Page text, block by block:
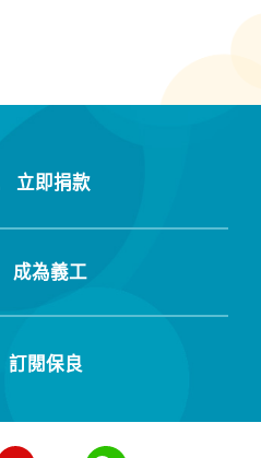
立即捐款
成為義工
訂閱保良